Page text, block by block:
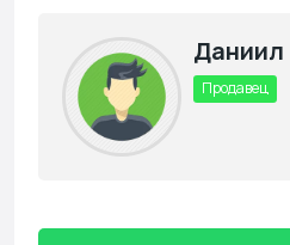
Даниил
Продавец